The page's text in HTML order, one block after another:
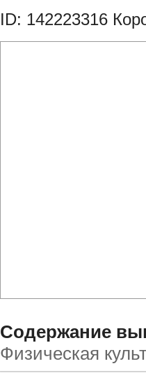
ID: 142223316
Содержание
Физическая